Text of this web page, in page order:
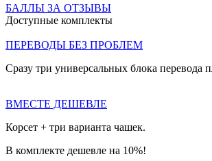
БАЛЛЫ ЗА ОТЗЫВЫ
Доступные комплекты
ПЕРЕВОДЫ БЕЗ ПРОБЛЕМ
Сразу три универсальных блока перевода
ВМЕСТЕ ДЕШЕВЛЕ
Корсет + три варианта чашек.
В комплекте дешевле на 10%!